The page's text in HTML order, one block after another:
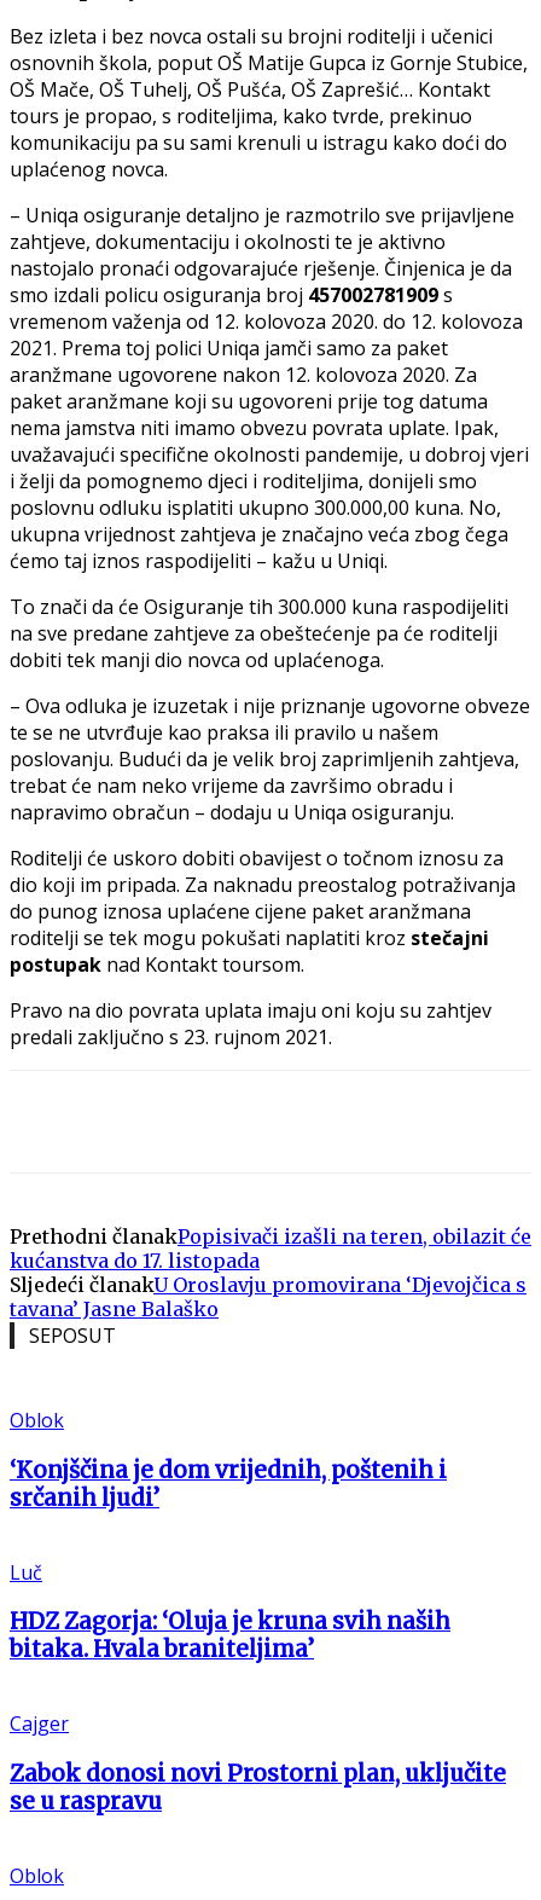
Bez izleta i bez novca ostali su brojni roditelji i učenici
osnovnih škola, poput OŠ Matije Gupca iz Gornje Stubice,
OŠ Mače, OŠ Tuhelj, OŠ Pušća, OŠ Zaprešić… Kontakt
tours je propao, s roditeljima, kako tvrde, prekinuo
komunikaciju pa su sami krenuli u istragu kako doći do
uplaćenog novca.
– Uniqa osiguranje detaljno je razmotrilo sve prijavljene
zahtjeve, dokumentaciju i okolnosti te je aktivno
nastojalo pronaći odgovarajuće rješenje. Činjenica je da
smo izdali policu osiguranja broj 457002781909s
vremenom važenja od 12. kolovoza 2020. do 12. kolovoza
2021. Prema toj polici Uniqa jamči samo za paket
aranžmane ugovorene nakon 12. kolovoza 2020. Za
paket aranžmane koji su ugovoreni prije tog datuma
nema jamstva niti imamo obvezu povrata uplate. Ipak,
uvažavajući specifične okolnosti pandemije, u dobroj vjeri
i želji da pomognemo djeci i roditeljima, donijeli smo
poslovnu odluku isplatiti ukupno 300.000,00 kuna. No,
ukupna vrijednost zahtjeva je značajno veća zbog čega
ćemo taj iznos raspodijeliti – kažu u Uniqi.
To znači da će Osiguranje tih 300.000 kuna raspodijeliti
na sve predane zahtjeve za obeštećenje pa će roditelji
dobiti tek manji dio novca od uplaćenoga.
– Ova odluka je izuzetak i nije priznanje ugovorne obveze
te se ne utvrđuje kao praksa ili pravilo u našem
poslovanju. Budući da je velik broj zaprimljenih zahtjeva,
trebat će nam neko vrijeme da završimo obradu i
napravimo obračun – dodaju u Uniqa osiguranju.
Roditelji će uskoro dobiti obavijest o točnom iznosu za
dio koji im pripada. Za naknadu preostalog potraživanja
do punog iznosa uplaćene cijene paket aranžmana
roditelji se tek mogu pokušati naplatiti kroz stečajni
postupak nad Kontakt toursom.
Pravo na dio povrata uplata imaju oni koju su zahtjev
predali zaključno s 23. rujnom 2021.
Prethodni članakPopisivači izašli na teren, obilazit će
kućanstva do 17. listopada
Sljedeći članakU Oroslavju promovirana ‘Djevojčica s
tavana’ Jasne Balaško
SEPOSUT
Oblok
‘Konjščina je dom vrijednih, poštenih i
srčanih ljudi’
Luč
HDZ Zagorja: ‘Oluja je kruna svih naših
bitaka. Hvala braniteljima’
Cajger
Zabok donosi novi Prostorni plan, uključite
se u raspravu
Oblok